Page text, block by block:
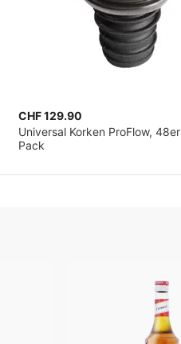
CHF 129.90
Universal Korken ProFlow, 48er
Pack